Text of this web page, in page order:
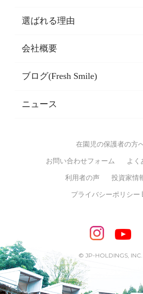
園見学・ご入園・ご利用手続
東京都認証保育所空き状況
選ばれる理由
選ばれる理由一覧
乳児期・幼児期・
バイリンガル保育園
スポーツ保育園
モンテッソーリ式保育園
STEAMS保育・学童
え
めざせ！バイリンガル！
めざせ！アスリート教室
ピアノ教室♪ ドレミっこ
めざせ!HIPHOPダンサー!
会社概要
会社概要
SDGsについて
ブログ(Fresh Smile)
ニュース
在園児の保護者の方
お問い合わせフォーム よく
利用者の声 投資家情
プライバシーポリシー
© JP-HOLDINGS, INC.